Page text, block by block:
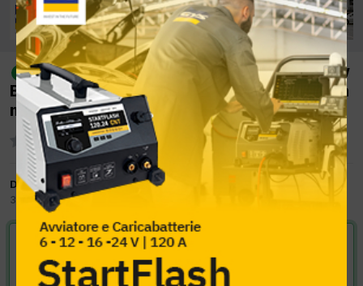
risolto
[mini 06/2002 1598cc w10b16a 85Kw
Benzina] spie abs,pressione gomme, freno a
mano accese
Da rg.rago
30 Novembre 2012
VAI ALLA SOLUZIONE
Risolta da rg.rago, 9 Dicembre 2012